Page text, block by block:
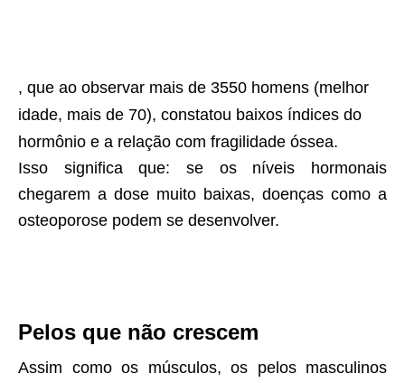
, que ao observar mais de 3550 homens (melhor
idade, mais de 70), constatou baixos índices do
hormônio e a relação com fragilidade óssea.
Isso significa que: se os níveis hormonais
chegarem a dose muito baixas, doenças como a
osteoporose podem se desenvolver.
Pelos que não crescem
Assim como os músculos, os pelos masculinos